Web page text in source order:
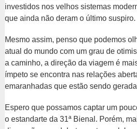
investidos nos velhos sistemas
que ainda não deram o último suspiro.
Mesmo assim, penso que podemos
atual do mundo com um grau de
a caminho, a direção da viagem é
ímpeto se encontra nas relações
emaranhadas que estão sendo
Espero que possamos captar um
o estandarte da 31ª Bienal. Porém,